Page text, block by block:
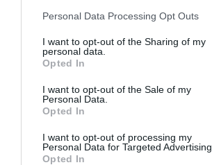
Personal Data Processing Opt Outs
I want to opt-out of the Sharing of my
personal data.
Opted In
I want to opt-out of the Sale of my
Personal Data.
Opted In
I want to opt-out of processing my
Personal Data for Targeted Advertising.
Opted In